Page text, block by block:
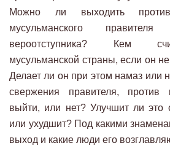
Можно ли выходить против
мусульманского
вероотступника? Кем
мусульманской страны, если он
Делает ли он при этом намаз или
свержения правителя, против
выйти, или нет? Улучшит ли это
или ухудшит? Под какими
выход и какие люди его